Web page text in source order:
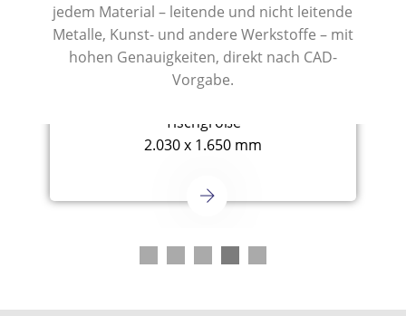
jedem Material – leitende und nicht leitende
Metalle, Kunst- und andere Werkstoffe – mit
hohen Genauigkeiten, direkt nach CAD-
Vorgabe.
OMAX - Modell 5555
Tischgröße
2.030 x 1.650 mm